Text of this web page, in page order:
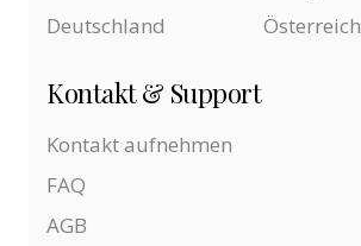
Deutschland
Österreich
Kontakt & Support
Kontakt aufnehmen
FAQ
AGB